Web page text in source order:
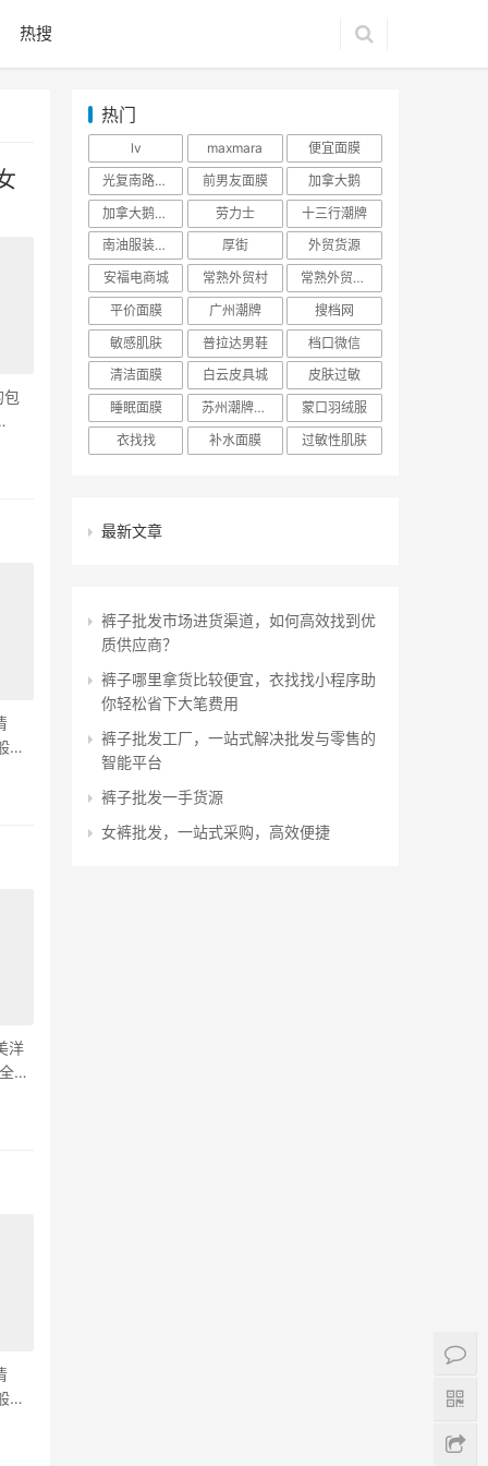
热搜
包
的
洋
新
的
热门
lv maxmara
便宜面膜
光复南路潮牌
前男友面膜
加拿大鹅
加拿大鹅羽绒服
劳力士
十三行潮牌
南油服装批发市场
厚街
外贸货源
安福电商城
常熟外贸村
常熟外贸村货源
平价面膜
广州潮牌
搜档网
敏感肌肤
普拉达男鞋
档口微信
清洁面膜
白云皮具城
皮肤过敏
睡眠面膜
苏州潮牌货源
蒙口羽绒服
衣找找
补水面膜 过敏性肌肤
最新文章
裤子批发市场进货渠道，如何高效找到优
质供应商？
裤子哪里拿货比较便宜，衣找找小程序助
你轻松省下大笔费用
裤子批发工厂，一站式解决批发与零售的
智能平台
裤子批发一手货源
女裤批发，一站式采购，高效便捷